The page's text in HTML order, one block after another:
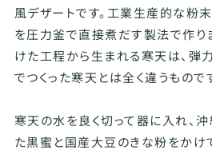
風デザートです。工業生産的な粉
を圧力釜で直接煮だす製法で作り
けた工程から生まれる寒天は、弾
でつくった寒天とは全く違うもので
寒天の水を良く切って器に入れ、
た黒蜜と国産大豆のきな粉をかけ